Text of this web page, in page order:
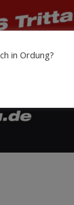
in Ordung?